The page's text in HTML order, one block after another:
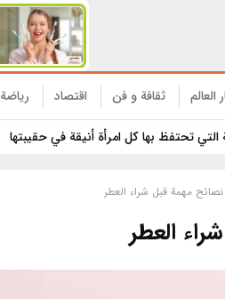
العالم ثقافة و فن اقتصاد رياضة
التي تحتفظ بها كل امرأة أنيقة في حقيبتها
نصائح مهمة قبل شراء العطر
العطر